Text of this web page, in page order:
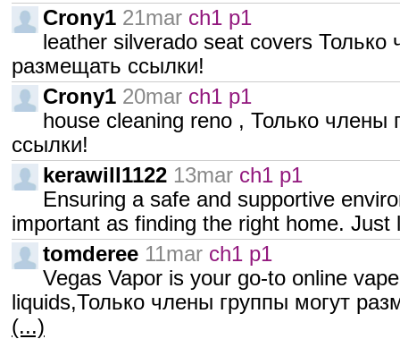
Crony1 21mar ch1 p1
leather silverado seat covers Только
размещать ссылки!
Crony1 20mar ch1 p1
house cleaning reno , Только члены
ссылки!
kerawill1122 13mar ch1 p1
Ensuring a safe and supportive
important as finding the right home.
tomderee 11mar ch1 p1
Vegas Vapor is your go-to online
liquids,Только члены группы могут
(...)